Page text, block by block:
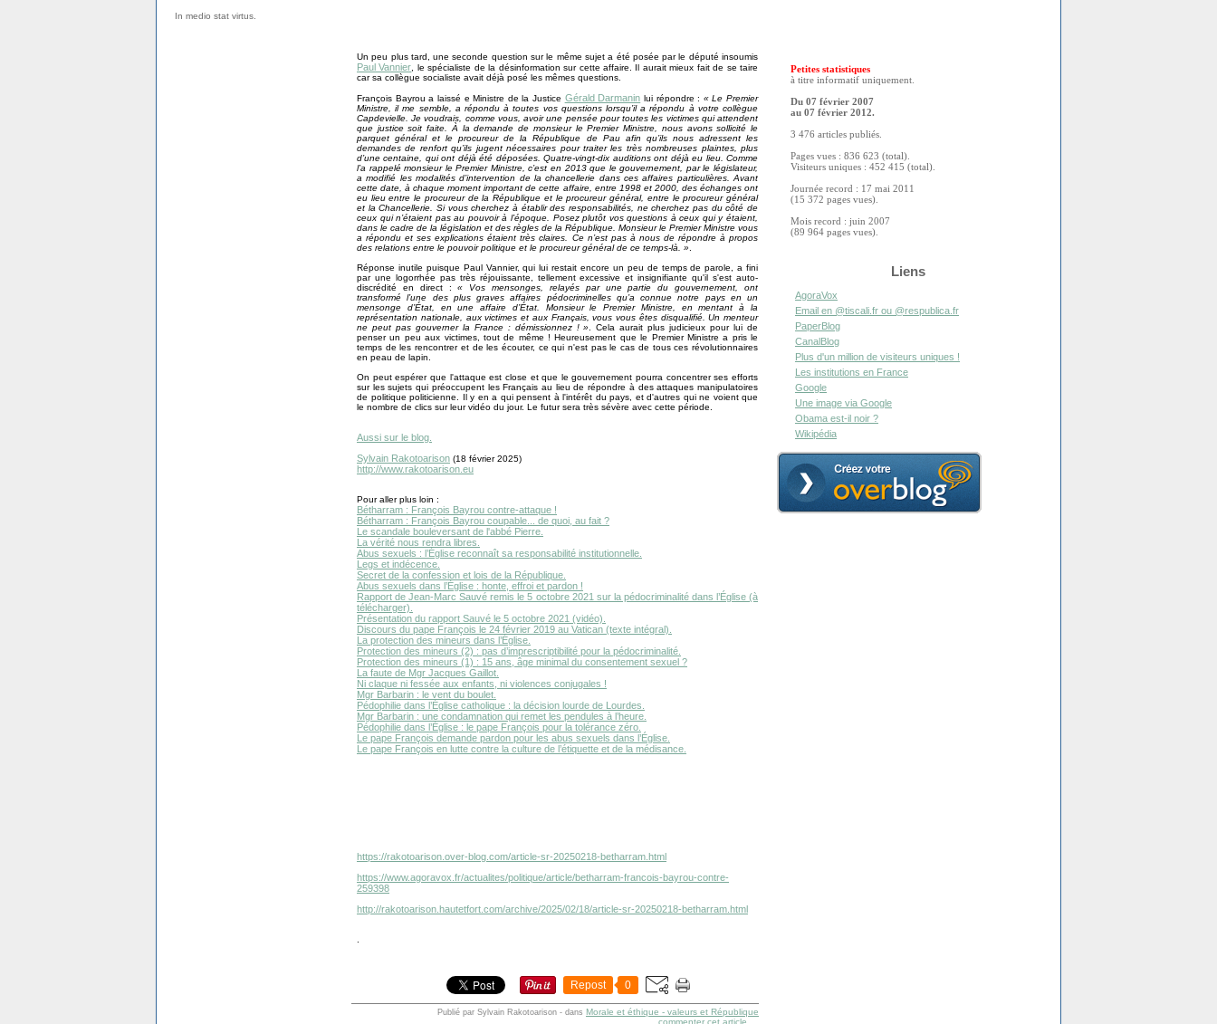
In medio stat virtus.
Un peu plus tard, une seconde question sur le même sujet a été posée par le député insoumis
Paul Vannier , le spécialiste de la désinformation sur cette affaire. Il aurait mieux fait de se taire
car sa collègue socialiste avait déjà posé les mêmes questions.
François Bayrou a laissé e Ministre de la Justice Gérald Darmanin lui répondre : « Le Premier
Ministre, il me semble, a répondu à toutes vos questions lorsqu’il a répondu à votre collègue
Capdevielle. Je voudrais, comme vous, avoir une pensée pour toutes les victimes qui attendent
que justice soit faite. À la demande de monsieur le Premier Ministre, nous avons sollicité le
parquet général et le procureur de la République de Pau afin qu’ils nous adressent les
demandes de renfort qu’ils jugent nécessaires pour traiter les très nombreuses plaintes, plus
d’une centaine, qui ont déjà été déposées. Quatre-vingt-dix auditions ont déjà eu lieu. Comme
l’a rappelé monsieur le Premier Ministre, c’est en 2013 que le gouvernement, par le législateur,
a modifié les modalités d’intervention de la chancellerie dans ces affaires particulières. Avant
cette date, à chaque moment important de cette affaire, entre 1998 et 2000, des échanges ont
eu lieu entre le procureur de la République et le procureur général, entre le procureur général
et la Chancellerie. Si vous cherchez à établir des responsabilités, ne cherchez pas du côté de
ceux qui n’étaient pas au pouvoir à l’époque. Posez plutôt vos questions à ceux qui y étaient,
dans le cadre de la législation et des règles de la République. Monsieur le Premier Ministre vous
a répondu et ses explications étaient très claires. Ce n’est pas à nous de répondre à propos
des relations entre le pouvoir politique et le procureur général de ce temps-là. »
Réponse inutile puisque Paul Vannier, qui lui restait encore un peu de temps de parole, a fini
par une logorrhée pas très réjouissante, tellement excessive et insignifiante qu'il s'est auto-
discrédité en direct :« Vos mensonges, relayés par une partie du gouvernement, ont
transformé l’une des plus graves affaires pédocriminelles qu’a connue notre pays en un
mensonge d’État, en une affaire d’État. Monsieur le Premier Ministre, en mentant à la
représentation nationale, aux victimes et aux Français, vous vous êtes disqualifié. Un menteur
ne peut pas gouverner la France : démissionnez ! »
. Cela aurait plus judicieux pour lui de
penser un peu aux victimes, tout de même ! Heureusement que le Premier Ministre a pris le
temps de les rencontrer et de les écouter, ce qui n'est pas le cas de tous ces révolutionnaires
en peau de lapin.
On peut espérer que l'attaque est close et que le gouvernement pourra concentrer ses efforts
sur les sujets qui préoccupent les Français au lieu de répondre à des attaques manipulatoires
de politique politicienne. Il y en a qui pensent à l'intérêt du pays, et d'autres qui ne voient que
le nombre de clics sur leur vidéo du jour. Le futur sera très sévère avec cette période.
Aussi sur le blog.
Sylvain Rakotoarison (18 février 2025)
http://www.rakotoarison.eu
Pour aller plus loin :
Bétharram : François Bayrou contre-attaque !
Bétharram : François Bayrou coupable... de quoi, au fait ?
Le scandale bouleversant de l'abbé Pierre.
La vérité nous rendra libres.
Abus sexuels : l’Église reconnaît sa responsabilité institutionnelle.
Legs et indécence.
Secret de la confession et lois de la République.
Abus sexuels dans l’Église : honte, effroi et pardon !
Rapport de Jean-Marc Sauvé remis le 5 octobre 2021 sur la pédocriminalité dans l’Église (à
télécharger).
Présentation du rapport Sauvé le 5 octobre 2021 (vidéo).
Discours du pape François le 24 février 2019 au Vatican (texte intégral).
La protection des mineurs dans l’Église.
Protection des mineurs (2) : pas d’imprescriptibilité pour la pédocriminalité.
Protection des mineurs (1) : 15 ans, âge minimal du consentement sexuel ?
La faute de Mgr Jacques Gaillot.
Ni claque ni fessée aux enfants, ni violences conjugales !
Mgr Barbarin : le vent du boulet.
Pédophilie dans l’Église catholique : la décision lourde de Lourdes.
Mgr Barbarin : une condamnation qui remet les pendules à l’heure.
Pédophilie dans l’Église : le pape François pour la tolérance zéro.
Le pape François demande pardon pour les abus sexuels dans l’Église.
Le pape François en lutte contre la culture de l’étiquette et de la médisance.
https://rakotoarison.over-blog.com/article-sr-20250218-betharram.html
https://www.agoravox.fr/actualites/politique/article/betharram-francois-bayrou-contre-
259398
http://rakotoarison.hautetfort.com/archive/2025/02/18/article-sr-20250218-betharram.html
Repost 0
Publié par Sylvain Rakotoarison - dans Morale et éthique - valeurs et République
commenter cet article
Petites statistiques
à titre informatif uniquement.
Du 07 février 2007
au 07 février 2012.
3 476 articles publiés.
Pages vues : 836 623 (total).
Visiteurs uniques : 452 415 (total).
Journée record : 17 mai 2011
(15 372 pages vues).
Mois record : juin 2007
(89 964 pages vues).
Liens
AgoraVox
Email en @tiscali.fr ou @respublica.fr
PaperBlog
CanalBlog
Plus d'un million de visiteurs uniques !
Les institutions en France
Google
Une image via Google
Obama est-il noir ?
Wikipédia